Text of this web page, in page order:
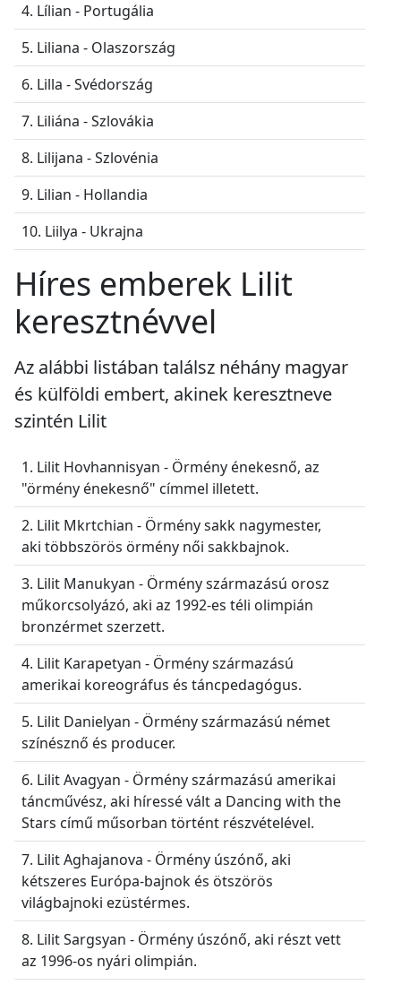
4. Lílian - Portugália
5. Liliana - Olaszország
6. Lilla - Svédország
7. Liliána - Szlovákia
8. Lilijana - Szlovénia
9. Lilian - Hollandia
10. Liilya - Ukrajna
Híres emberek Lilit
keresztnévvel
Az alábbi listában találsz néhány magyar
és külföldi embert, akinek keresztneve
szintén Lilit
1. Lilit Hovhannisyan - Örmény énekesnő, az
"örmény énekesnő" címmel illetett.
2. Lilit Mkrtchian - Örmény sakk nagymester,
aki többszörös örmény női sakkbajnok.
3. Lilit Manukyan - Örmény származású orosz
műkorcsolyázó, aki az 1992-es téli olimpián
bronzérmet szerzett.
4. Lilit Karapetyan - Örmény származású
amerikai koreográfus és táncpedagógus.
5. Lilit Danielyan - Örmény származású német
színésznő és producer.
6. Lilit Avagyan - Örmény származású amerikai
táncművész, aki híressé vált a Dancing with the
Stars című műsorban történt részvételével.
7. Lilit Aghajanova - Örmény úszónő, aki
kétszeres Európa-bajnok és ötszörös
világbajnoki ezüstérmes.
8. Lilit Sargsyan - Örmény úszónő, aki részt vett
az 1996-os nyári olimpián.